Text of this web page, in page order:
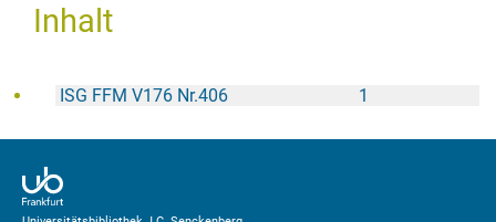
Inhalt
1
ISG FFM V176 Nr.406